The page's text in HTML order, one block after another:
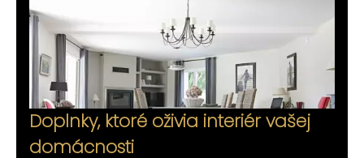
Doplnky, ktoré oživia interiér vašej
domácnosti